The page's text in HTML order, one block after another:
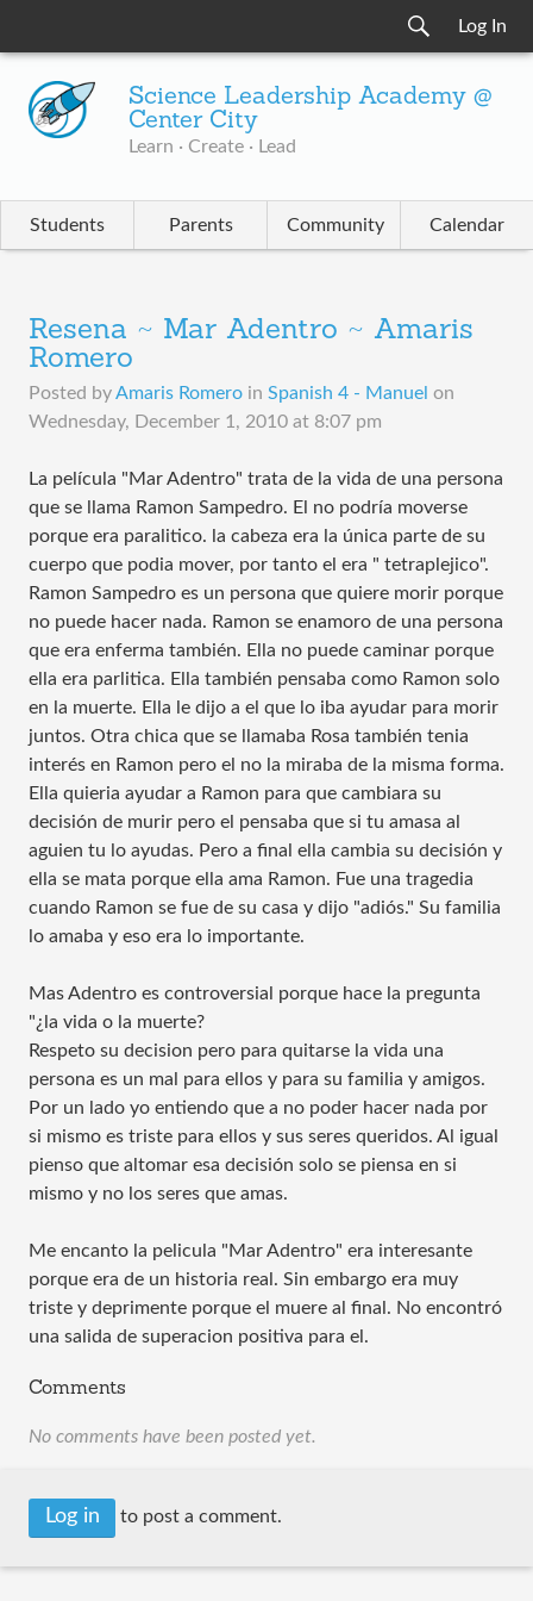
Log In
Science Leadership Academy @
Center City
Learn · Create · Lead
Students Parents Community Calendar
Resena ~ Mar Adentro ~ Amaris
Romero
Posted byAmaris Romero in Spanish 4 - Manuel on
Wednesday, December 1, 2010 at 8:07 pm
La película "Mar Adentro" trata de la vida de una persona
que se llama Ramon Sampedro. El no podría moverse
porque era paralitico. la cabeza era la única parte de su
cuerpo que podia mover, por tanto el era " tetraplejico".
Ramon Sampedro es un persona que quiere morir porque
no puede hacer nada. Ramon se enamoro de una persona
que era enferma también. Ella no puede caminar porque
ella era parlitica. Ella también pensaba como Ramon solo
en la muerte. Ella le dijo a el que lo iba ayudar para morir
juntos. Otra chica que se llamaba Rosa también tenia
interés en Ramon pero el no la miraba de la misma forma.
Ella quieria ayudar a Ramon para que cambiara su
decisión de murir pero el pensaba que si tu amasa al
aguien tu lo ayudas. Pero a final ella cambia su decisión y
ella se mata porque ella ama Ramon. Fue una tragedia
cuando Ramon se fue de su casa y dijo "adiós." Su familia
lo amaba y eso era lo importante.
Mas Adentro es controversial porque hace la pregunta
"¿la vida o la muerte?
Respeto su decision pero para quitarse la vida una
persona es un mal para ellos y para su familia y amigos.
Por un lado yo entiendo que a no poder hacer nada por
si mismo es triste para ellos y sus seres queridos. Al igual
pienso que altomar esa decisión solo se piensa en si
mismo y no los seres que amas.
Me encanto la pelicula "Mar Adentro" era interesante
porque era de un historia real. Sin embargo era muy
triste y deprimente porque el muere al final. No encontró
una salida de superacion positiva para el.
Comments
No comments have been posted yet.
Log in to post a comment.